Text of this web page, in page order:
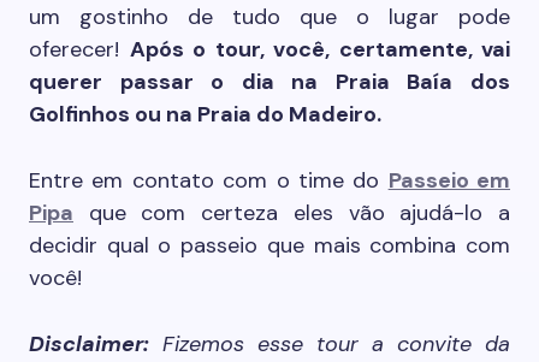
um gostinho de tudo que o lugar pode
oferecer! Após o tour, você, certamente, vai
querer passar o dia na Praia Baía dos
Golfinhos ou na Praia do Madeiro.
Entre em contato com o time do Passeio em
Pipa que com certeza eles vão ajudá-lo a
decidir qual o passeio que mais combina com
você!
Disclaimer: Fizemos esse tour a convite da